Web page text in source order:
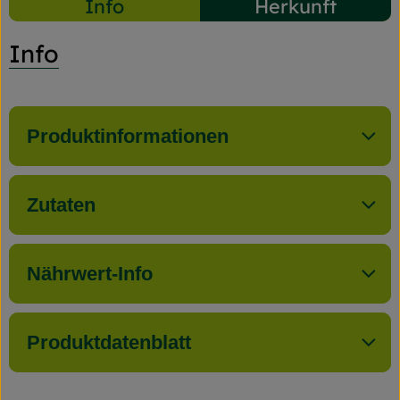
Info Herkunft
Info
Produktinformationen
Zutaten
Nährwert-Info
Produktdatenblatt